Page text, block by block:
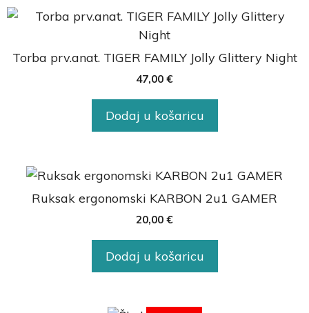
Torba prv.anat. TIGER FAMILY Jolly Glittery Night
47,00 €
Dodaj u košaricu
Ruksak ergonomski KARBON 2u1 GAMER
20,00 €
Dodaj u košaricu